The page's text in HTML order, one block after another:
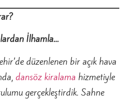
İlhamla…
düzenlenen bir açık hava
dansöz kiralama hizmetiyle
gerçekleştirdik. Sahne